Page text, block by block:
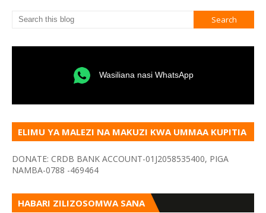
Wasiliana nasi WhatsApp
ELIMU YA MALEZI NA MAKUZI KWA UMMAA KUPITIA
DONATE: CRDB BANK ACCOUNT-01J2058535400, PIGA
NAMBA-0788 -469464
HABARI ZILIZOSOMWA SANA